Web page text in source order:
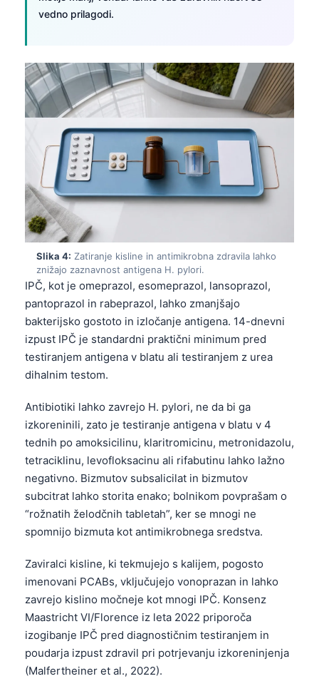
vedno prilagodi.
Slika 4: Zatiranje kisline in antimikrobna zdravila lahko
znižajo zaznavnost antigena H. pylori.
IPČ, kot je omeprazol, esomeprazol, lansoprazol,
pantoprazol in rabeprazol, lahko zmanjšajo
bakterijsko gostoto in izločanje antigena. 14-dnevni
izpust IPČ je standardni praktični minimum pred
testiranjem antigena v blatu ali testiranjem z urea
dihalnim testom.
Antibiotiki lahko zavrejo H. pylori, ne da bi ga
izkoreninili, zato je testiranje antigena v blatu v 4
tednih po amoksicilinu, klaritromicinu, metronidazolu,
tetraciklinu, levofloksacinu ali rifabutinu lahko lažno
negativno. Bizmutov subsalicilat in bizmutov
subcitrat lahko storita enako; bolnikom povprašam o
“rožnatih želodčnih tabletah”, ker se mnogi ne
spomnijo bizmuta kot antimikrobnega sredstva.
Zaviralci kisline, ki tekmujejo s kalijem, pogosto
imenovani PCABs, vključujejo vonoprazan in lahko
zavrejo kislino močneje kot mnogi IPČ. Konsenz
Maastricht VI/Florence iz leta 2022 priporoča
izogibanje IPČ pred diagnostičnim testiranjem in
poudarja izpust zdravil pri potrjevanju izkoreninjenja
(Malfertheiner et al., 2022).